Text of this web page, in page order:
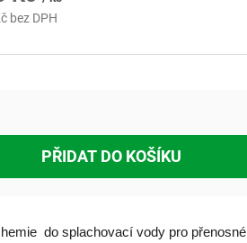
bez DPH
PŘIDAT DO KOŠÍKU
do splachovací vody pro přenosné